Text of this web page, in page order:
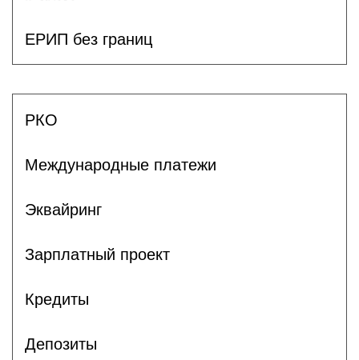
ЕРИП без границ
РКО
Международные платежи
Эквайринг
Зарплатный проект
Кредиты
Депозиты